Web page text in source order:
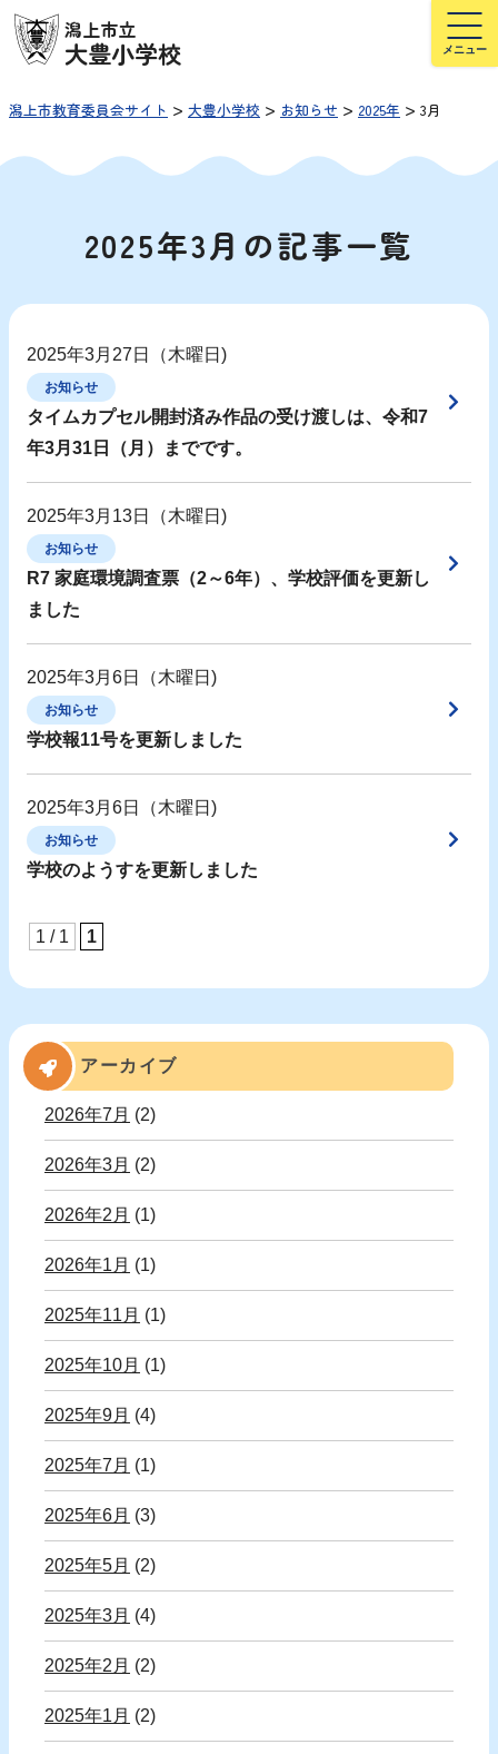
潟上市立
大豊小学校
潟上市教育委員会サイト > 大豊小学校 > お知らせ > 2025年 > 3月
2025年3月の記事一覧
2025年3月27日（木曜日)
お知らせ
タイムカプセル開封済み作品の受け渡しは、令和7
年3月31日（月）までです。
2025年3月13日（木曜日)
お知らせ
R7 家庭環境調査票（2～6年）、学校評価を更新し
ました
2025年3月6日（木曜日)
お知らせ
学校報11号を更新しました
2025年3月6日（木曜日)
お知らせ
学校のようすを更新しました
1 / 1 1
アーカイブ
2026年7月 (2)
2026年3月 (2)
2026年2月 (1)
2026年1月 (1)
2025年11月 (1)
2025年10月 (1)
2025年9月 (4)
2025年7月 (1)
2025年6月 (3)
2025年5月 (2)
2025年3月 (4)
2025年2月 (2)
2025年1月 (2)